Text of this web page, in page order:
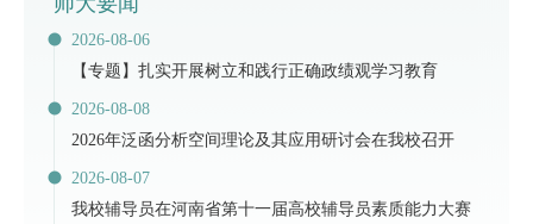
2026-08-06
【专题】扎实开展树立和践行正确政绩观学习教育
2026-08-08
2026年泛函分析空间理论及其应用研讨会在我校召开
2026-08-07
​我校辅导员在河南省第十一届高校辅导员素质能力大赛